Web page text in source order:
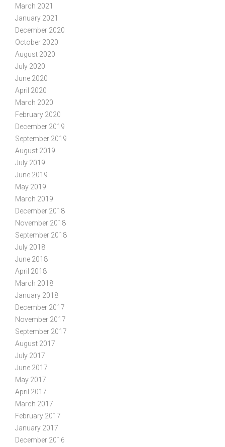
March 2021
January 2021
December 2020
October 2020
August 2020
July 2020
June 2020
April 2020
March 2020
February 2020
December 2019
September 2019
August 2019
July 2019
June 2019
May 2019
March 2019
December 2018
November 2018
September 2018
July 2018
June 2018
April 2018
March 2018
January 2018
December 2017
November 2017
September 2017
August 2017
July 2017
June 2017
May 2017
April 2017
March 2017
February 2017
January 2017
December 2016